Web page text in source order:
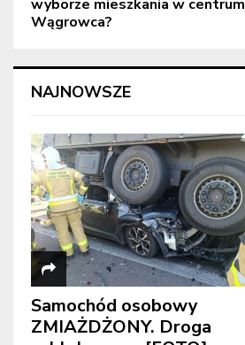
wyborze mieszkania w centrum
Wągrowca?
NAJNOWSZE
Samochód osobowy
ZMIAŻDŻONY. Droga